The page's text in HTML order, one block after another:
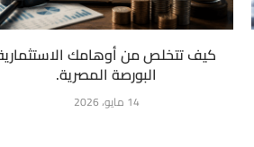
كيف تتخلص من أوهامك
البورصة المصرية.
14 مايو، 2026